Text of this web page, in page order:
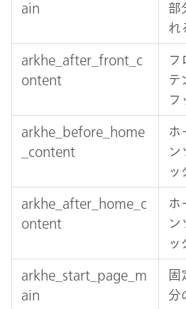
ain
部
れ
arkhe_after_front_c
ontent
フ
テ
フ
arkhe_before_home
_content
ホ
ン
ッ
arkhe_after_home_c
ontent
ホ
ン
ッ
arkhe_start_page_m
ain
固
分